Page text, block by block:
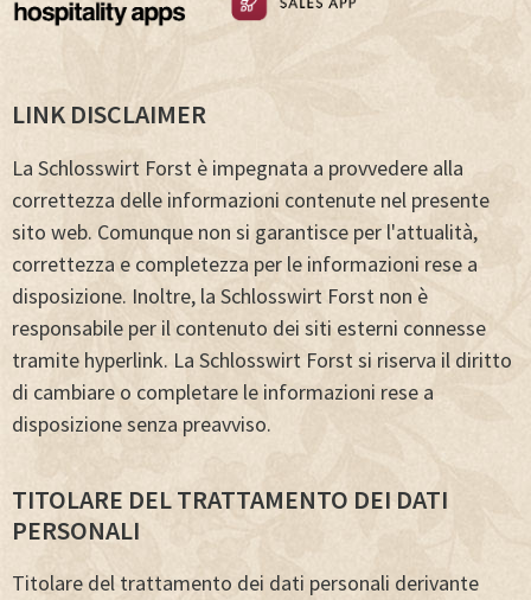
LINK DISCLAIMER
La Schlosswirt Forst è impegnata a provvedere alla
correttezza delle informazioni contenute nel presente
sito web. Comunque non si garantisce per l'attualità,
correttezza e completezza per le informazioni rese a
disposizione. Inoltre, la Schlosswirt Forst non è
responsabile per il contenuto dei siti esterni connesse
tramite hyperlink. La Schlosswirt Forst si riserva il diritto
di cambiare o completare le informazioni rese a
disposizione senza preavviso.
TITOLARE DEL TRATTAMENTO DEI DATI
PERSONALI
Titolare del trattamento dei dati personali derivante